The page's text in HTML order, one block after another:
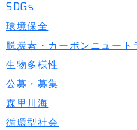
SDGs
環境保全
脱炭素・カーボンニュート
生物多様性
公募・募集
森里川海
循環型社会